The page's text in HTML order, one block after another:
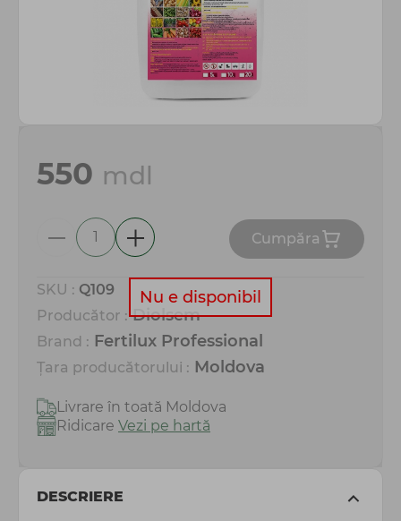
Totul pentru gospodărie
SKU : Q109
Producător :Diolsem
Brand : Fertilux Professional
Țara producătorului : Moldova
550 mdl
Nu e disponibil
Сumpăra
Livrare în toată Moldova
Ridicare Vezi pe hartă
DESCRIERE